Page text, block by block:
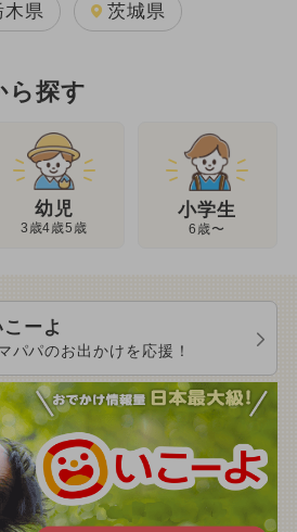
木県 茨城県
ら探す
幼児
3歳4歳5歳
小学生
6歳〜
ーよ
パパのお出かけを応援！